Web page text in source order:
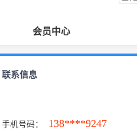
会员中心
联系信息
手机号码： 138****9247